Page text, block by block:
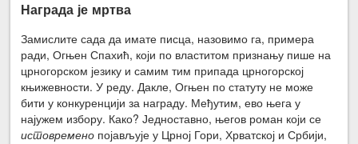
Награда је мртва
Замислите сада да имате писца, назовимо га, примера
ради, Огњен Спахић, који по властитом признању пише на
црногорском језику и самим тим припада црногорској
књижевности. У реду. Дакле, Огњен по статуту не може
бити у конкуренцији за награду. Међутим, ево њега у
најужем избору. Како? Једноставно, његов роман који се
истовремено појављује у Црној Гори, Хрватској и Србији,